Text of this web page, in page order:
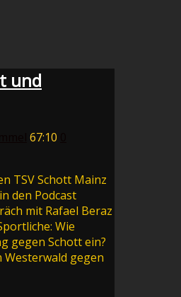
und
67:10
TSV Schott Mainz
den Podcast
mit Rafael Beraz
Wie
gegen Schott ein?
gegen